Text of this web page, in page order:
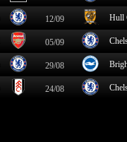
12/09 Hull
05/09
29/08
24/08